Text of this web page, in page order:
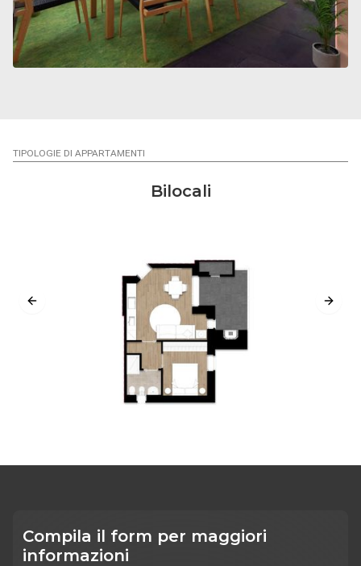
TIPOLOGIE DI APPARTAMENTI
Bilocali
Previous slide Next
Compila il form per maggiori
informazioni